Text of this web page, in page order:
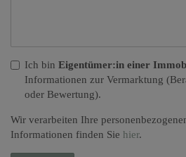
Ich bin Eigentümer:in einer
Informationen zur Vermarktung
oder Bewertung).
Wir verarbeiten Ihre
Informationen finden Sie hier.